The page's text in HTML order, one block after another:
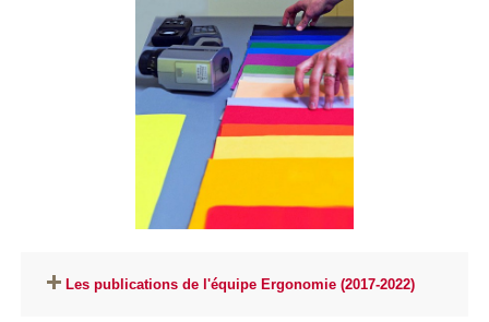
Les publications de l'équipe Ergonomie (2017-2022)